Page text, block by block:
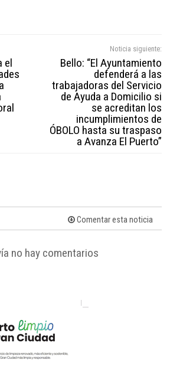
el
Noticia siguiente:
Bello: “El Ayuntamiento
defenderá a las
trabajadoras del Servicio
de Ayuda a Domicilio si
se acreditan los
incumplimientos de
ÓBOLO hasta su traspaso
a Avanza El Puerto”
Comentar esta noticia
no hay comentarios